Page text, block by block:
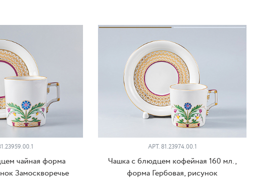
чайная форма
Замоскворечье
АРТ. 81.23974.00.1
Чашка с блюдцем кофейная 160 мл.,
форма Гербовая, рисунок